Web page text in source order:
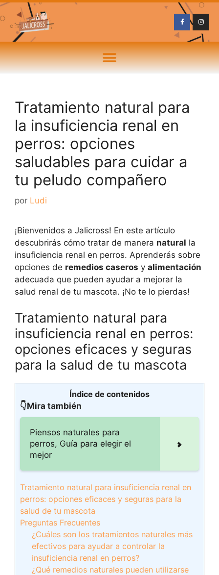
Tratamiento natural para
la insuficiencia renal en
perros: opciones
saludables para cuidar a
tu peludo compañero
por Ludi
¡Bienvenidos a Jalicross! En este artículo
descubrirás cómo tratar de manera natural la
insuficiencia renal en perros. Aprenderás sobre
opciones de remedios caseros y alimentación
adecuada que pueden ayudar a mejorar la
salud renal de tu mascota. ¡No te lo pierdas!
Tratamiento natural para
insuficiencia renal en perros:
opciones eficaces y seguras
para la salud de tu mascota
Índice de contenidos
👇Mira también
Piensos naturales para
perros, Guía para elegir el
mejor
Tratamiento natural para insuficiencia renal en
perros: opciones eficaces y seguras para la
salud de tu mascota
Preguntas Frecuentes
¿Cuáles son los tratamientos naturales más
efectivos para ayudar a controlar la
insuficiencia renal en perros?
¿Qué remedios naturales pueden utilizarse